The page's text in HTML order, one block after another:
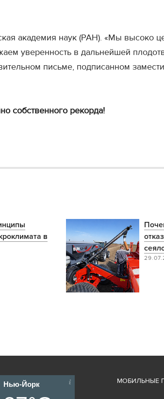
академия наук (РАН). «Мы высоко
уверенность в дальнейшей
письме, подписанном
собственного рекорда!
в
Нью-Йорк МОБИЛЬНЫЕ